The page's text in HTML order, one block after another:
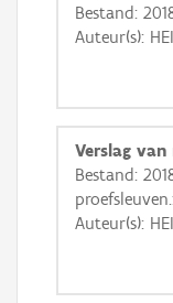
Basis Lagen
Ortho
GRB-
Bestand:
Auteur(s):
Verslag
Bestand:
Auteur(s):